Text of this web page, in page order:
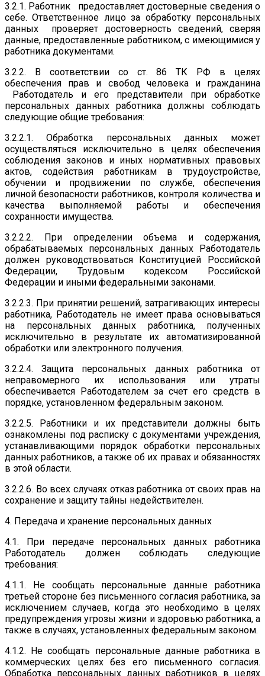
3.2.1. Работник предоставляет достоверные сведения о
себе. Ответственное лицо за обработку персональных
данных проверяет достоверность сведений, сверяя
данные, предоставленные работником, с имеющимися у
работника документами.
3.2.2. В соответствии со ст. 86 ТК РФ в целях
обеспечения прав и свобод человека и гражданина
Работодатель и его представители при обработке
персональных данных работника должны соблюдать
следующие общие требования:
3.2.2.1. Обработка персональных данных может
осуществляться исключительно в целях обеспечения
соблюдения законов и иных нормативных правовых
актов, содействия работникам в трудоустройстве,
обучении и продвижении по службе, обеспечения
личной безопасности работников, контроля количества и
качества выполняемой работы и обеспечения
сохранности имущества.
3.2.2.2. При определении объема и содержания,
обрабатываемых персональных данных Работодатель
должен руководствоваться Конституцией Российской
Федерации, Трудовым кодексом Российской
Федерации и иными федеральными законами.
3.2.2.3. При принятии решений, затрагивающих интересы
работника, Работодатель не имеет права основываться
на персональных данных работника, полученных
исключительно в результате их автоматизированной
обработки или электронного получения.
3.2.2.4. Защита персональных данных работника от
неправомерного их использования или утраты
обеспечивается Работодателем за счет его средств в
порядке, установленном федеральным законом.
3.2.2.5. Работники и их представители должны быть
ознакомлены под расписку с документами учреждения,
устанавливающими порядок обработки персональных
данных работников, а также об их правах и обязанностях
в этой области.
3.2.2.6. Во всех случаях отказ работника от своих прав на
сохранение и защиту тайны недействителен.
4. Передача и хранение персональных данных
4.1. При передаче персональных данных работника
Работодатель должен соблюдать следующие
требования:
4.1.1. Не сообщать персональные данные работника
третьей стороне без письменного согласия работника, за
исключением случаев, когда это необходимо в целях
предупреждения угрозы жизни и здоровью работника, а
также в случаях, установленных федеральным законом.
4.1.2. Не сообщать персональные данные работника в
коммерческих целях без его письменного согласия.
Обработка персональных данных работников в целях